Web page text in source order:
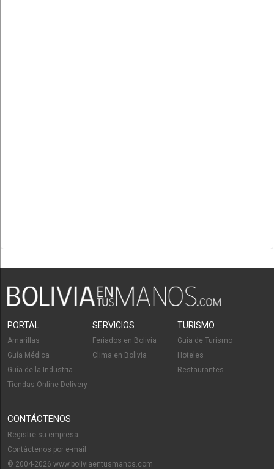
PORTAL
Amarillas
Guía Médica
Guía de la Industria
Tiendas Online Delivery
SERVICIOS
Feriados en Bolivia
Clima en Bolivia
TURISMO
Guía de Turismo
Hoteles
Restaurantes
CONTÁCTENOS
Registre su empresa
Contáctenos por e-mail
© 2004-2026 www.boliviaentusmanos.com